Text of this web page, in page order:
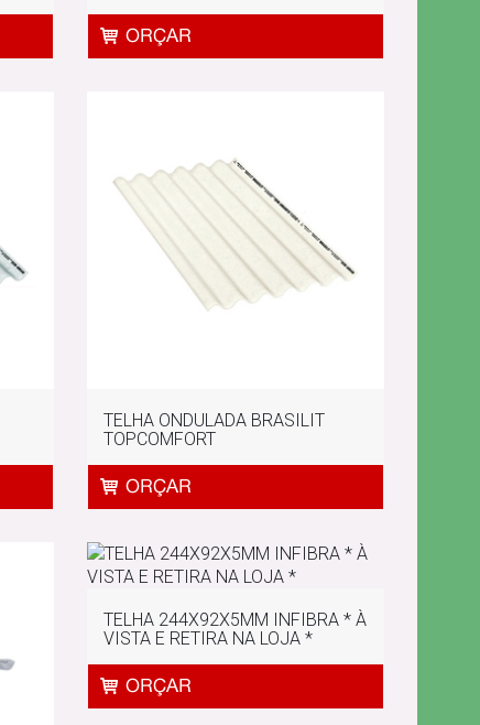
TELHA ONDULADA BRASILIT
TOPCOMFORT
TELHA 244X92X5MM INFIBRA * À
VISTA E RETIRA NA LOJA *